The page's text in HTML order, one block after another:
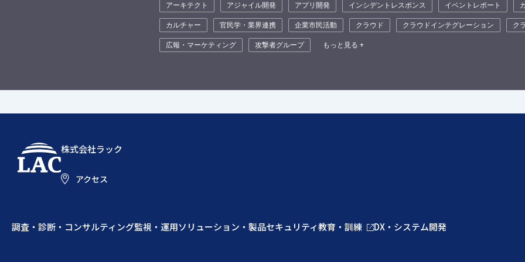
アーキテクト アジャイル開発 アプリ開発 インシデントレスポンス イベントレポート
カルチャー
官民学・業界連携 企業市民活動 クラウド クラウドインテグレーション ク
広報・マーケティング
攻撃者グループ もっと見る +
株式会社ラック
アクセス
調査・診断・コンサルティング監視・運用ソリューション・製品セキュリティ教育・訓練 DX・システム開発